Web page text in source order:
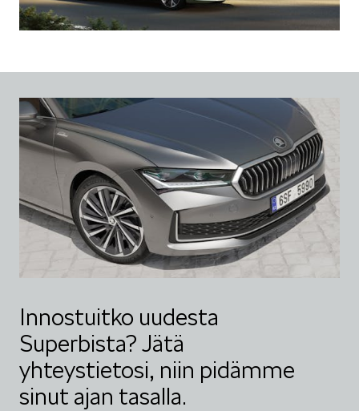
Innostuitko uudesta
Superbista? Jätä
yhteystietosi, niin pidämme
sinut ajan tasalla.